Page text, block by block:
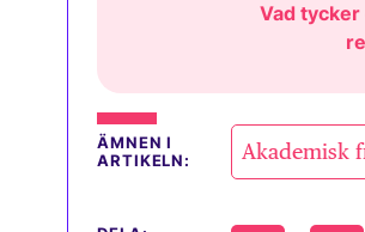
Vad
ÄMNEN I
ARTIKELN:
Akademisk